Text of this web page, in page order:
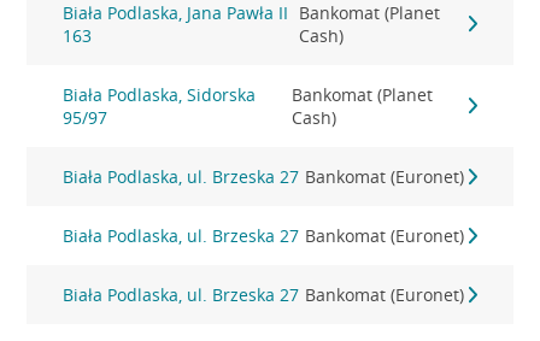
Biała Podlaska, Jana Pawła II
163
Bankomat (Planet
Cash)
Biała Podlaska, Sidorska
95/97
Bankomat (Planet
Cash)
Biała Podlaska, ul. Brzeska 27 Bankomat (Euronet)
Biała Podlaska, ul. Brzeska 27 Bankomat (Euronet)
Biała Podlaska, ul. Brzeska 27 Bankomat (Euronet)